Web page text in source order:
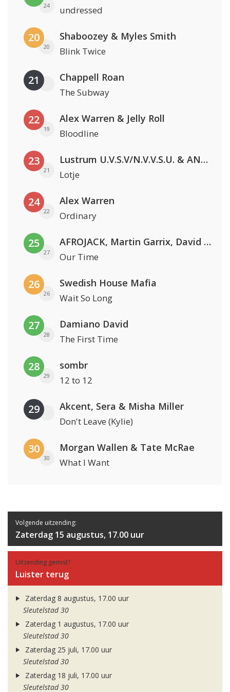
24 undressed
20
20
Shaboozey & Myles Smith
Blink Twice
21 Chappell Roan
The Subway
22
19
Alex Warren & Jelly Roll
Bloodline
23
21
Lustrum U.V.S.V/N.V.V.S.U. & ANNO ONS & Jopke van Dobbenburgh & Roeland Beelen
Lotje
24
22
Alex Warren
Ordinary
25
27
AFROJACK, Martin Garrix, David Guetta & Amél
Our Time
26
26
Swedish House Mafia
Wait So Long
27
28
Damiano David
The First Time
28
29
sombr
12 to 12
29 Akcent, Sera & Misha Miller
Don't Leave (Kylie)
30
30
Morgan Wallen & Tate McRae
What I Want
Volgende uitzending:
Zaterdag 15 augustus, 17.00 uur
Uitzending gemist?
Luister terug
Zaterdag 8 augustus, 17.00 uur
Sleutelstad 30
Zaterdag 1 augustus, 17.00 uur
Sleutelstad 30
Zaterdag 25 juli, 17.00 uur
Sleutelstad 30
Zaterdag 18 juli, 17.00 uur
Sleutelstad 30